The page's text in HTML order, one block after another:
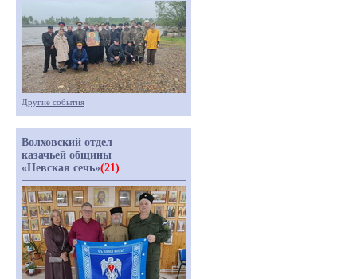
Другие события
Волховский отдел
казачьей общины
«Невская сечь»(21)